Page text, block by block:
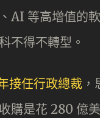
AI 等高增值的
不得不轉型。
接任行政總裁
購是花 280 億